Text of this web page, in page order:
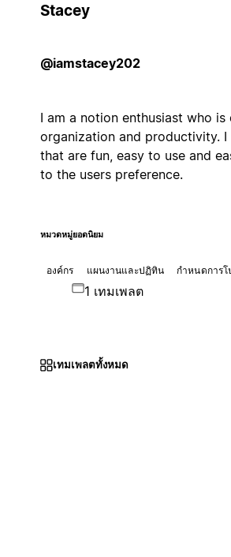
Stacey
@iamstacey202
I am a notion enthusiast who
organization and productivity.
that are fun, easy to use and
to the users preference.
หมวดหมู่ยอดนิยม
องค์กร แผนงานและปฏิทิน กำหนดการโ
1 เทมเพลต
เทมเพลตทั้งหมด